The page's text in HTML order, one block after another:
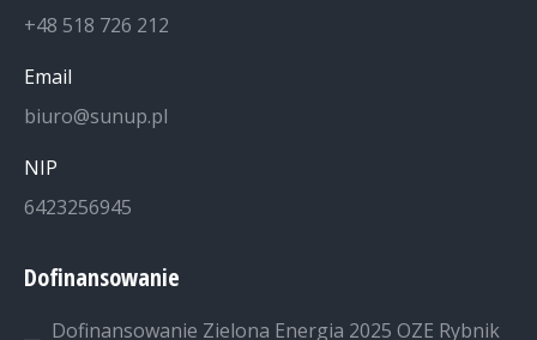
+48 518 726 212
Email
biuro@sunup.pl
NIP
6423256945
Dofinansowanie
Dofinansowanie Zielona Energia 2025 OZE Rybnik